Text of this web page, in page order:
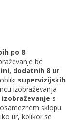
po 8
bo
dodatnih 8 ur
supervizijskih
izobraževanja
s
sklopu
ur, kolikor se